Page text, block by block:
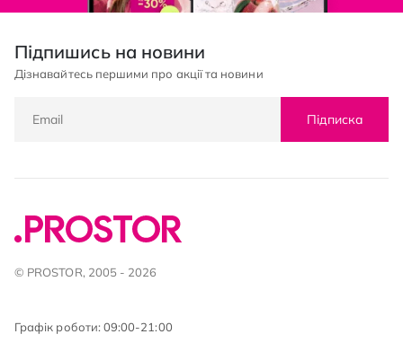
Підпишись на новини
Дізнавайтесь першими про акції та новини
Підписка
© PROSTOR, 2005 - 2026
Графік роботи: 09:00-21:00